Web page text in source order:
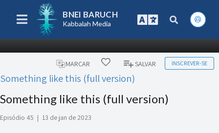
BNEI BARUCH
Kabbalah Media
MARCAR SALVAR INSCREVER-SE
Something like this (full version)
Something like this (full version)
Episódio 45 | 13 de jan de 2023